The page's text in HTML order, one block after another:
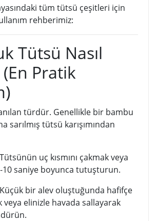
tüm tütsü çeşitleri için
rehberimiz:
Tütsü Nasıl
(En Pratik
türdür. Genellikle bir bambu
sarılmış tütsü karışımından
Tütsünün uç kısmını çakmak veya
10 saniye boyunca tutuşturun.
Küçük bir alev oluştuğunda hafifçe
veya elinizle havada sallayarak